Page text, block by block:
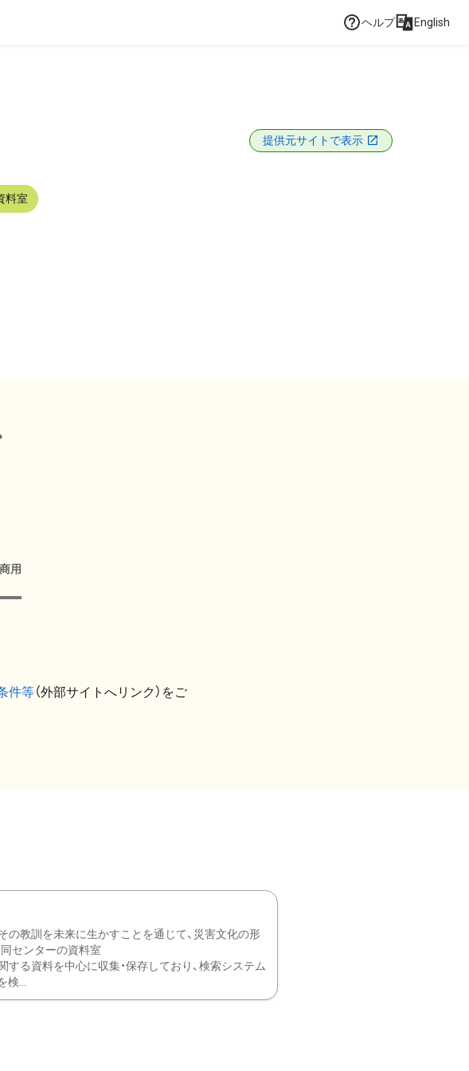
ヘルプ English
提供元サイトで表示
料室
商用
件等（外部サイトへリンク）をご
の教訓を未来に生かすことを通じて、災害文化の形
センターの資料室
る資料を中心に収集・保存しており、検索システム
検...